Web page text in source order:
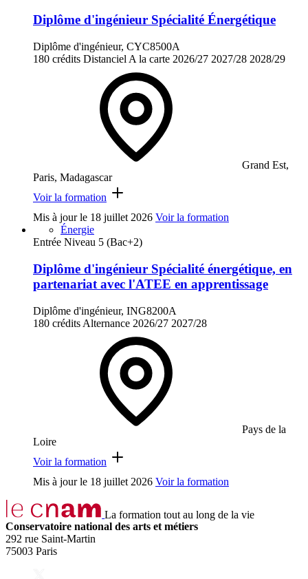
Diplôme d'ingénieur Spécialité Énergétique
Diplôme d'ingénieur, CYC8500A
180 crédits Distanciel A la carte 2026/27 2027/28 2028/29
Grand Est,
Paris, Madagascar
Voir la formation
Mis à jour le 18 juillet 2026 Voir la formation
Énergie
Entrée Niveau 5 (Bac+2)
Diplôme d'ingénieur Spécialité énergétique, en
partenariat avec l'ATEE en apprentissage
Diplôme d'ingénieur, ING8200A
180 crédits Alternance 2026/27 2027/28
Pays de la
Loire
Voir la formation
Mis à jour le 18 juillet 2026 Voir la formation
La formation tout au long de la vie
Conservatoire national des arts et métiers
292 rue Saint-Martin
75003 Paris